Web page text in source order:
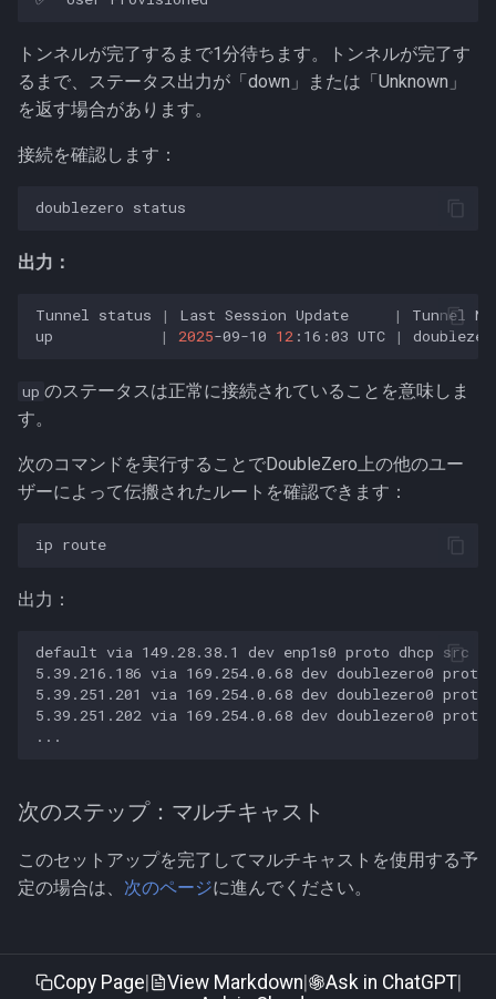
トンネルが完了するまで1分待ちます。トンネルが完了す
るまで、ステータス出力が「down」または「Unknown」
を返す場合があります。
接続を確認します：
doublezero
出力：
Tunnel status | Last Session Update | Tunnel
up
| 2025-09-10 12 :16:03 UTC |
up のステータスは正常に接続されていることを意味しま
す。
次のコマンドを実行することでDoubleZero上の他のユー
ザーによって伝搬されたルートを確認できます：
出力：
default via 149.28.38.1 dev enp1s0 proto dhcp src
5.39.216.186 via 169.254.0.68 dev doublezero0
5.39.251.201 via 169.254.0.68 dev doublezero0
5.39.251.202 via 169.254.0.68 dev doublezero0
次のステップ：マルチキャスト
このセットアップを完了してマルチキャストを使用する予
定の場合は、 次のページに進んでください。
Copy Page View Markdown Ask in ChatGPT|